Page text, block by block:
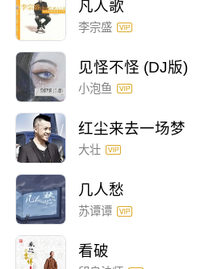
凡人歌
李宗盛
见怪不怪 (DJ版)
小泡鱼
红尘来去一场梦
大壮
几人愁
苏谭谭
看破